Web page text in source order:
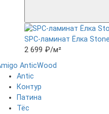
SPC-ламинат Ëлка
2 699 ₽/м²
AnticWood
Antic
Контур
Патина
Тёс